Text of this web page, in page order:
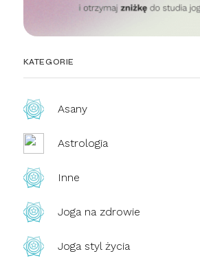
KATEGORIE
Asany
Astrologia
Inne
Joga na zdrowie
Joga styl życia